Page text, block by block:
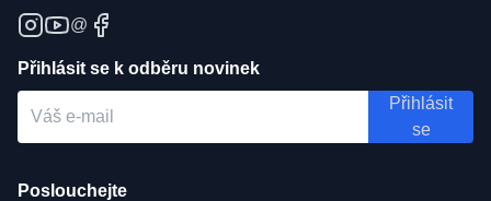
@
Přihlásit se k odběru novinek
Přihlásit
se
Poslouchejte